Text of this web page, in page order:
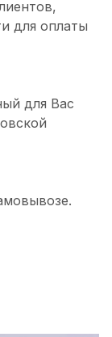
для оплаты
для Вас